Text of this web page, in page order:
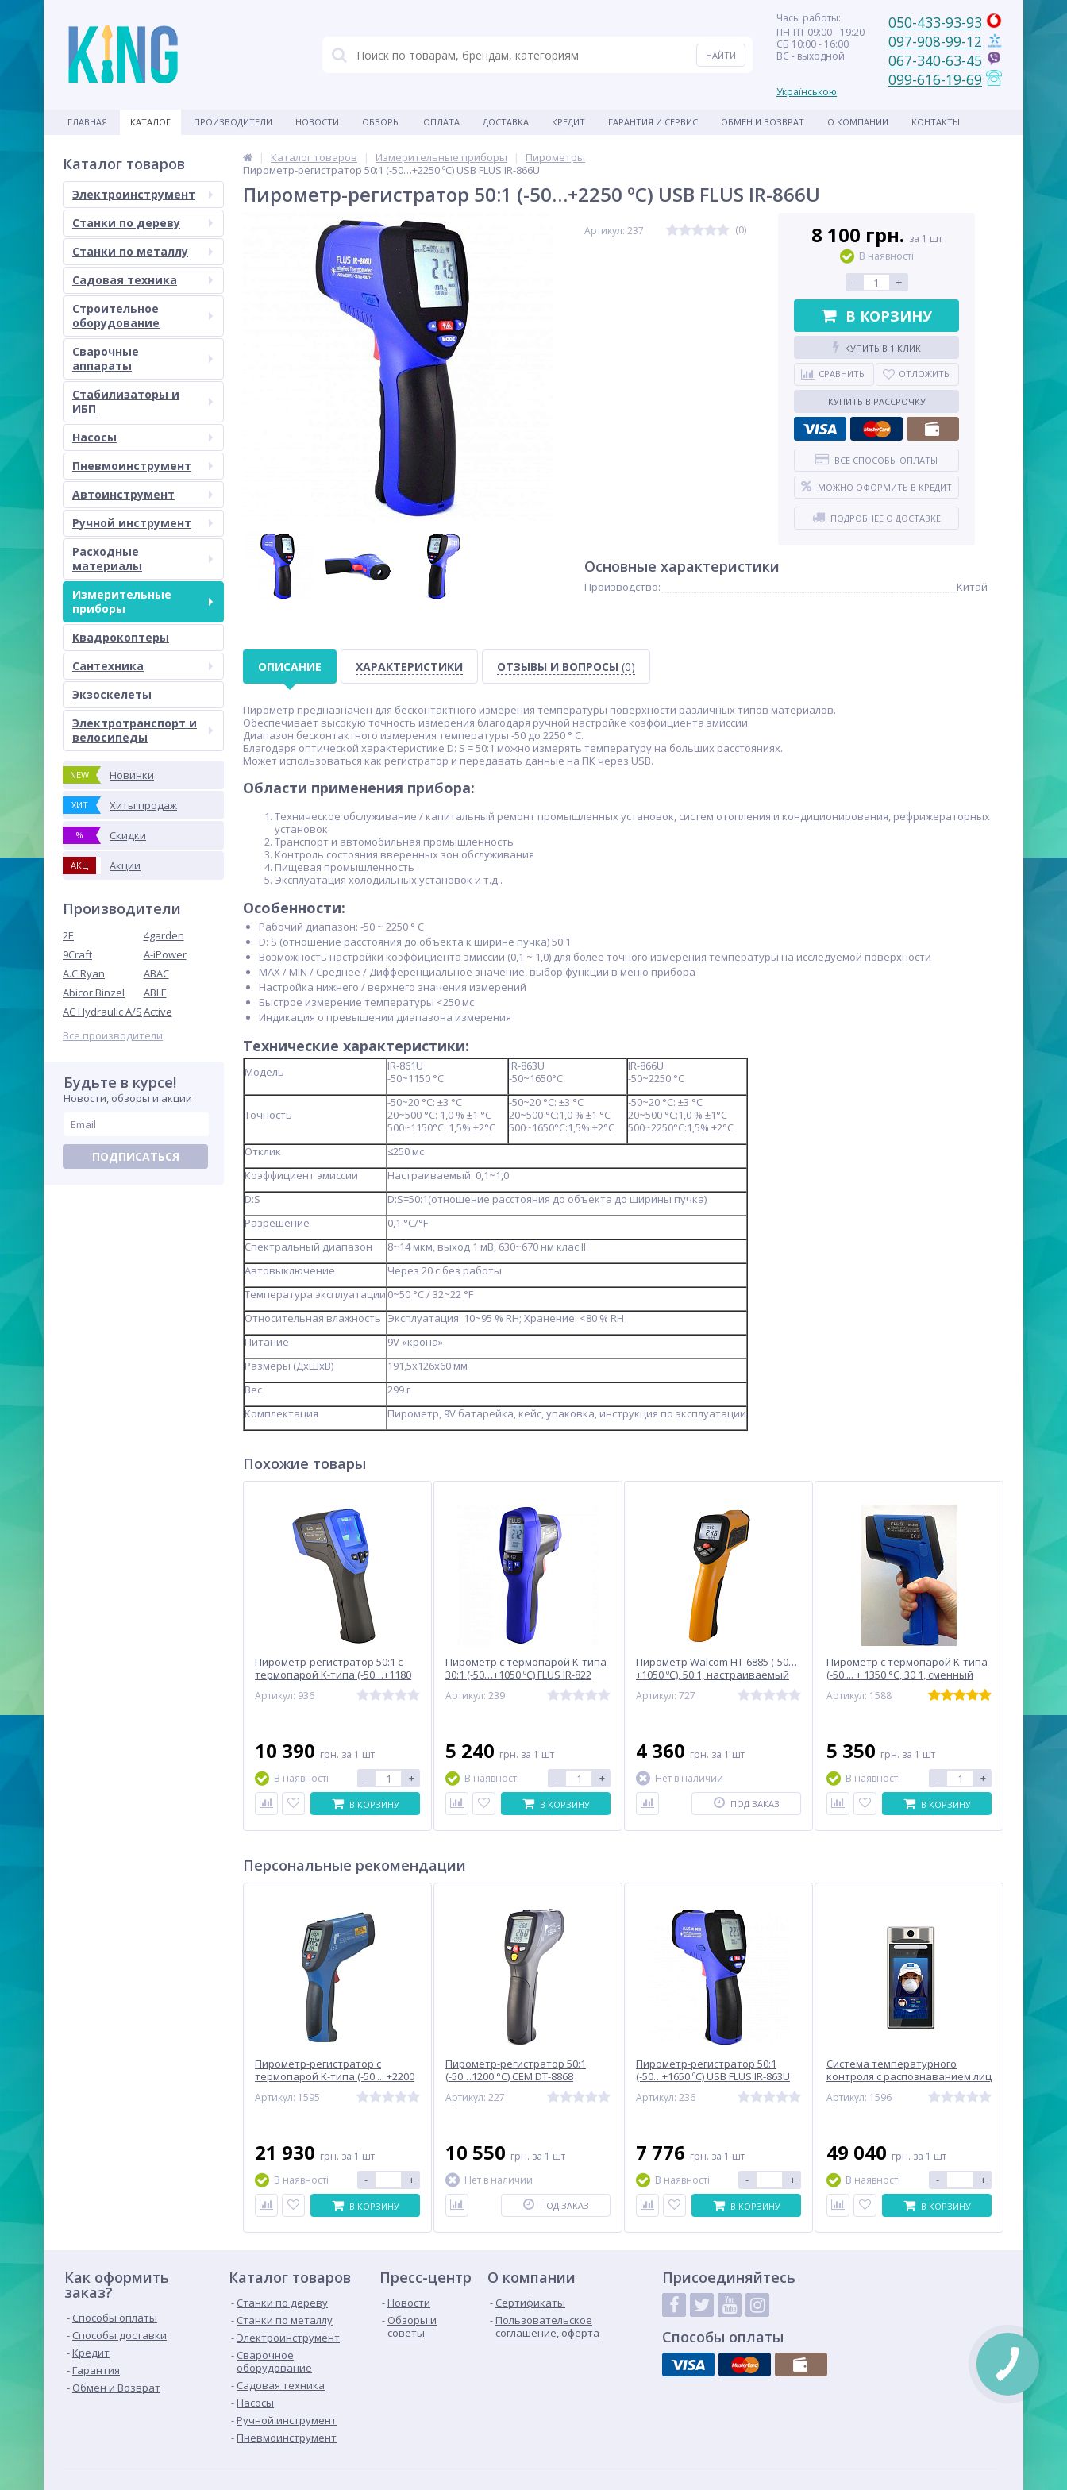
Часы работы:
ПН-ПТ 09:00 - 19:20
СБ 10:00 - 16:00
ВС - выходной
Українською
050-433-93-93
097-908-99-12
067-340-63-45
099-616-19-69
ГЛАВНАЯ КАТАЛОГ ПРОИЗВОДИТЕЛИ НОВОСТИ ОБЗОРЫ ОПЛАТА ДОСТАВКА КРЕДИТ ГАРАНТИЯ И СЕРВИС ОБМЕН И ВОЗВРАТ О КОМПАНИИ КОНТАКТЫ
Каталог товаров
Электроинструмент
Станки по дереву
Станки по металлу
Садовая техника
Строительное
оборудование
Сварочные
аппараты
Стабилизаторы и
ИБП
Насосы
Пневмоинструмент
Автоинструмент
Ручной инструмент
Расходные
материалы
Измерительные
приборы
Квадрокоптеры
Сантехника
Экзоскелеты
Электротранспорт и
велосипеды
NEW Новинки
ХИТ Хиты продаж
% Скидки
АКЦ Акции
Производители
2E
4garden
9Craft
A-iPower
A.C.Ryan
ABAC
Abicor Binzel
ABLE
AC Hydraulic A/SActive
Все производители
Будьте в курсе!
Новости, обзоры и акции
ПОДПИСАТЬСЯ
Каталог товаров Измерительные приборы
Пирометры
Пирометр-регистратор 50:1 (-50…+2250 ºС) USB FLUS IR-866U
Пирометр-регистратор 50:1 (-50…+2250 ºС) USB FLUS IR-866U
Артикул: 237 (0) 8 100 грн. за 1 шт
В наявності
- +
В КОРЗИНУ
КУПИТЬ В 1 КЛИК
СРАВНИТЬ ОТЛОЖИТЬ
КУПИТЬ В РАССРОЧКУ
ВСЕ СПОСОБЫ ОПЛАТЫ
МОЖНО ОФОРМИТЬ В КРЕДИТ
ПОДРОБНЕЕ О ДОСТАВКЕ
Основные характеристики
Производство: Китай
ОПИСАНИЕ ХАРАКТЕРИСТИКИ ОТЗЫВЫ И ВОПРОСЫ (0)
Пирометр предназначен для бесконтактного измерения температуры поверхности различных типов материалов.
Обеспечивает высокую точность измерения благодаря ручной настройке коэффициента эмиссии.
Диапазон бесконтактного измерения температуры -50 до 2250 ° С.
Благодаря оптической характеристике D: S = 50:1 можно измерять температуру на больших расстояниях.
Может использоваться как регистратор и передавать данные на ПК через USB.
Области применения прибора:
Техническое обслуживание / капитальный ремонт промышленных установок, систем отопления и кондиционирования, рефрижераторных
установок
Транспорт и автомобильная промышленность
Контроль состояния вверенных зон обслуживания
Пищевая промышленность
Эксплуатация холодильных установок и т.д..
Особенности:
Рабочий диапазон: -50 ~ 2250 ° C
D: S (отношение расстояния до объекта к ширине пучка) 50:1
Возможность настройки коэффициента эмиссии (0,1 ~ 1,0) для более точного измерения температуры на исследуемой поверхности
MAX / MIN / Среднее / Дифференциальное значение, выбор функции в меню прибора
Настройка нижнего / верхнего значения измерений
Быстрое измерение температуры <250 мс
Индикация о превышении диапазона измерения
Технические характеристики:
Модель
IR-861U
-50~1150 °C
IR-863U
-50~1650°C
IR-866U
-50~2250 °C
Точность
-50~20 °C: ±3 °C
20~500 °C: 1,0 % ±1 °C
500~1150°C: 1,5% ±2°C
-50~20 °C: ±3 °C
20~500 °C:1,0 % ±1 °C
500~1650°C:1,5% ±2°C
-50~20 °C: ±3 °C
20~500 °C:1,0 % ±1°C
500~2250°C:1,5% ±2°C
Отклик
≤250 мс
Коэффициент эмиссии
Настраиваемый: 0,1~1,0
D:S
D:S=50:1(отношение расстояния до объекта до ширины пучка)
Разрешение
0,1 °C/°F
Спектральный диапазон
8~14 мкм, выход 1 мВ, 630~670 нм клас ІІ
Автовыключение
Через 20 с без работы
Температура эксплуатации 0~50 °C / 32~22 °F
Относительная влажность Эксплуатация: 10~95 % RH; Хранение: <80 % RH
Питание
9V «крона»
Размеры (ДхШхВ)
191,5х126х60 мм
Вес
299 г
Комплектация
Пирометр, 9V батарейка, кейс, упаковка, инструкция по эксплуатации
Похожие товары
Пирометр-регистратор 50:1 с
термопарой K-типа (-50…+1180
°С) и SD-картой FLUS IR-867
Артикул: 936
10 390 грн. за 1 шт
В наявності
- +
В КОРЗИНУ
Пирометр с термопарой К-типа
30:1 (-50…+1050 ºС) FLUS IR-822
Артикул: 239
5 240 грн. за 1 шт
В наявності
- +
В КОРЗИНУ
Пирометр Walcom HT-6885 (-50…
+1050 ºС), 50:1, настраиваемый
коэффициент эмиссии
Артикул: 727
4 360 грн. за 1 шт
Нет в наличии
ПОД ЗАКАЗ
Пирометр с термопарой K-типа
(-50 ... + 1350 °С, 30 1, сменный
коэф. эмиссии) FLUS IR-835
Артикул: 1588
5 350 грн. за 1 шт
В наявності
- +
В КОРЗИНУ
Персональные рекомендации
Пирометр-регистратор с
термопарой K-типа (-50 ... +2200
Артикул: 1595
21 930 грн. за 1 шт
В наявності
- +
В КОРЗИНУ
Пирометр-регистратор 50:1
(-50…1200 °С) CEM DT-8868
Артикул: 227
10 550 грн. за 1 шт
Нет в наличии
ПОД ЗАКАЗ
Пирометр-регистратор 50:1
(-50…+1650 ºС) USB FLUS IR-863U
Артикул: 236
7 776 грн. за 1 шт
В наявності
- +
В КОРЗИНУ
Система температурного
контроля с распознаванием лиц
Артикул: 1596
49 040 грн. за 1 шт
В наявності
- +
В КОРЗИНУ
Как оформить
заказ?
Способы оплаты
Способы доставки
Кредит
Гарантия
Обмен и Возврат
Каталог товаров
Станки по дереву
Станки по металлу
Электроинструмент
Сварочное
оборудование
Садовая техника
Насосы
Ручной инструмент
Пневмоинструмент
Пресс-центр
Новости
Обзоры и
советы
О компании
Сертификаты
Пользовательское
соглашение, оферта
Присоединяйтесь
Способы оплаты